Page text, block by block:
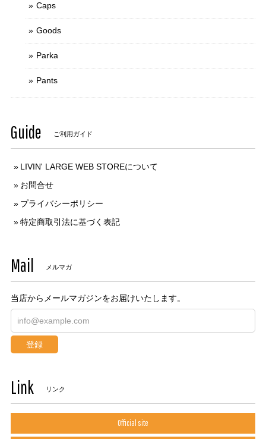
Caps
Goods
Parka
Pants
Guide ご利用ガイド
LIVIN' LARGE WEB STOREについて
お問合せ
プライバシーポリシー
特定商取引法に基づく表記
Mail メルマガ
当店からメールマガジンをお届けいたします。
登録
Link リンク
Official site